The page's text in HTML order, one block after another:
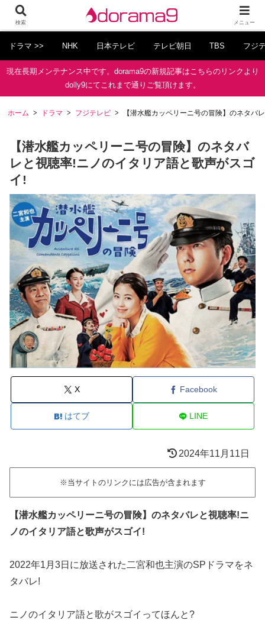
ドラマ >> NHK 日本テレビ テレビ朝日 TBS フジ
現在長期メンテナンス中です。dorama9の新規記事はこちらのリンクより
dolly9にてこれまで通りご覧頂けます。
ホーム ドラマ フジテレビ 【潜水艦カッペリーニ号の冒険】のネタバ
【潜水艦カッペリーニ号の冒険】のネタバ
レと視聴率!ニノのイタリア語と歌声がスゴ
イ!
X Facebook
はてブ LINE
2024年11月11日
※当サイトのリンクには広告が含まれます
【潜水艦カッペリーニ号の冒険】のネタバレと視聴率!ニ
ノのイタリア語と歌声がスゴイ!
2022年1月3日に放送された二宮和也主演のSPドラマをネ
タバレ!
ニノのイタリア語と歌がスゴイってほんと?
検索 メニュー